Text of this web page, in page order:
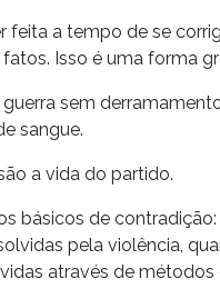
feita a tempo de se
Isso é uma forma
sem
sangue.
a vida do partido.
básicos de
pela violência,
através de